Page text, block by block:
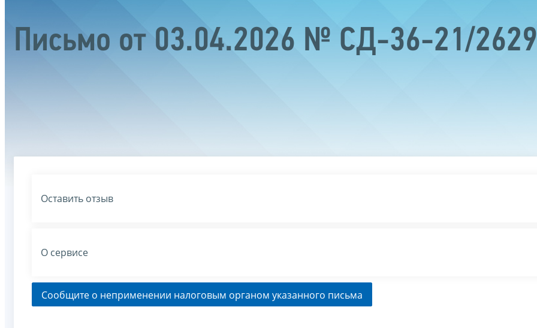
Письмо от 03.04.2026 № СД-36-21/
Оставить отзыв
О сервисе
Сообщите о неприменении налоговым органом указанного письма